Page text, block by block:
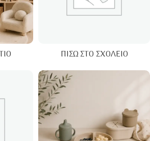
ΠΊΣΩ ΣΤΟ ΣΧΟΛΕΊΟ